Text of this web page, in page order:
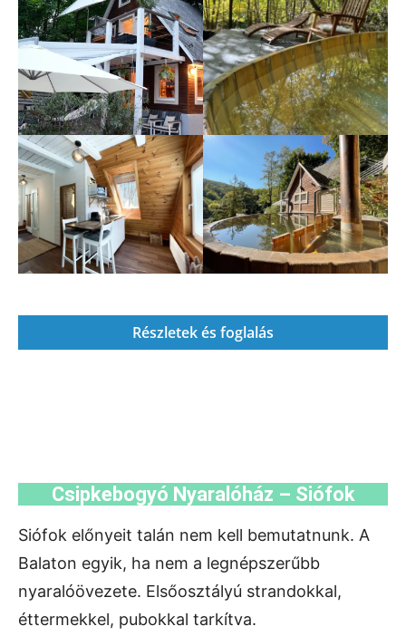
Részletek és foglalás
Csipkebogyó Nyaralóház – Siófok
Siófok előnyeit talán nem kell bemutatnunk. A
Balaton egyik, ha nem a legnépszerűbb
nyaralóövezete. Elsőosztályú strandokkal,
éttermekkel, pubokkal tarkítva.